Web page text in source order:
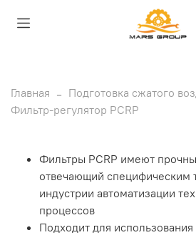
Главная Подготовка сжатого
Фильтр-регулятор PCRP
Фильтры PCRP имеют
отвечающий специфическим
индустрии автоматизации
процессов
Подходит для